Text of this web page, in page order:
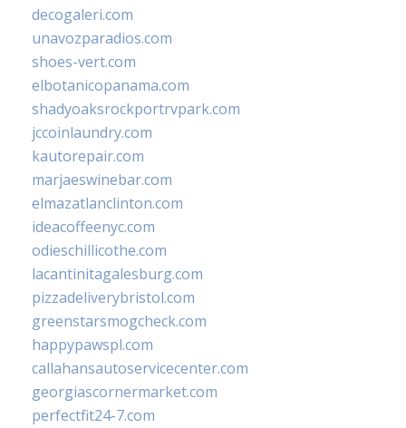
decogaleri.com
unavozparadios.com
shoes-vert.com
elbotanicopanama.com
shadyoaksrockportrvpark.com
jccoinlaundry.com
kautorepair.com
marjaeswinebar.com
elmazatlanclinton.com
ideacoffeenyc.com
odieschillicothe.com
lacantinitagalesburg.com
pizzadeliverybristol.com
greenstarsmogcheck.com
happypawspl.com
callahansautoservicecenter.com
georgiascornermarket.com
perfectfit24-7.com